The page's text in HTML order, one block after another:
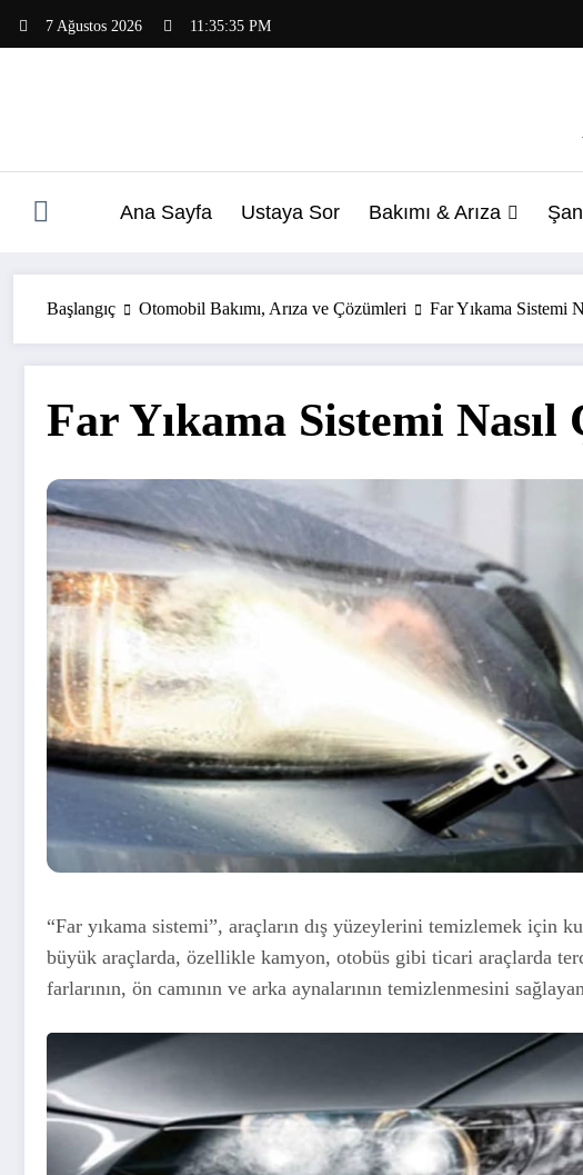
7 Ağustos 2026 11:35:36 PM
Ana Sayfa Ustaya Sor Bakımı & Arıza
Başlangıç Otomobil Bakımı, Arıza ve Çözümleri Far Yıkama Sistemi
Far Yıkama Sistemi Nasıl
“Far yıkama sistemi”, araçların dış yüzeylerini temizlemek için
büyük araçlarda, özellikle kamyon, otobüs gibi ticari araçlarda
farlarının, ön camının ve arka aynalarının temizlenmesini